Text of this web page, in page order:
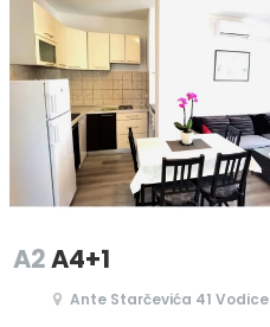
A2A4+1
Ante Starčevića 41 Vodice